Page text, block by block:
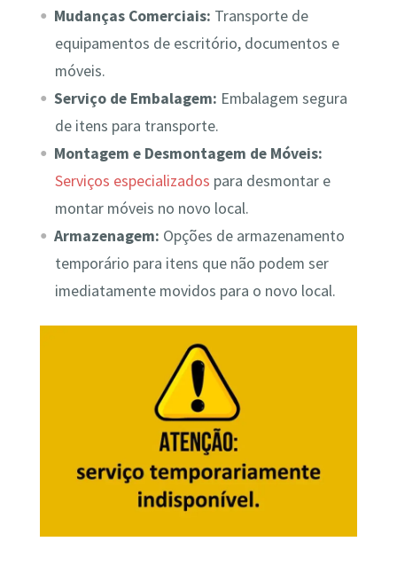
Mudanças Comerciais: Transporte de
equipamentos de escritório, documentos e
móveis.
Serviço de Embalagem: Embalagem segura
de itens para transporte.
Montagem e Desmontagem de Móveis:
Serviços especializados para desmontar e
montar móveis no novo local.
Armazenagem: Opções de armazenamento
temporário para itens que não podem ser
imediatamente movidos para o novo local.